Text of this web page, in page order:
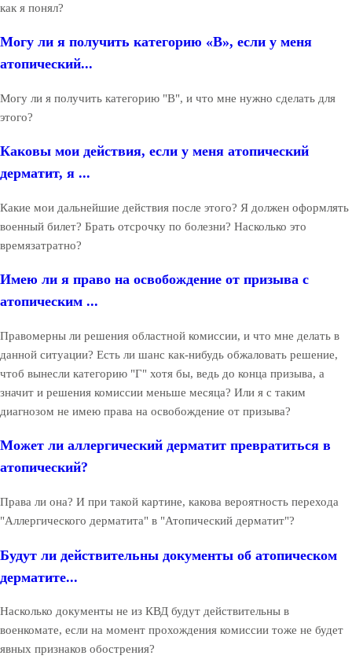
как я понял?
Могу ли я получить категорию «В», если у меня
атопический...
Могу ли я получить категорию "В", и что мне нужно сделать для
этого?
Каковы мои действия, если у меня атопический
дерматит, я ...
Какие мои дальнейшие действия после этого? Я должен оформлять
военный билет? Брать отсрочку по болезни? Насколько это
времязатратно?
Имею ли я право на освобождение от призыва с
атопическим ...
Правомерны ли решения областной комиссии, и что мне делать в
данной ситуации? Есть ли шанс как-нибудь обжаловать решение,
чтоб вынесли категорию "Г" хотя бы, ведь до конца призыва, а
значит и решения комиссии меньше месяца? Или я с таким
диагнозом не имею права на освобождение от призыва?
Может ли аллергический дерматит превратиться в
атопический?
Права ли она? И при такой картине, какова вероятность перехода
"Аллергического дерматита" в "Атопический дерматит"?
Будут ли действительны документы об атопическом
дерматите...
Насколько документы не из КВД будут действительны в
военкомате, если на момент прохождения комиссии тоже не будет
явных признаков обострения?